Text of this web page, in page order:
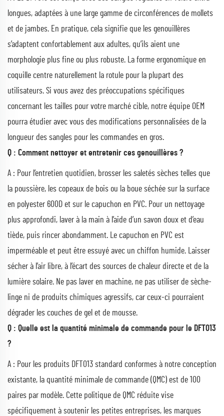
longues, adaptées à une large gamme de circonférences de mollets
et de jambes. En pratique, cela signifie que les genouillères
s’adaptent confortablement aux adultes, qu’ils aient une
morphologie plus fine ou plus robuste. La forme ergonomique en
coquille centre naturellement la rotule pour la plupart des
utilisateurs. Si vous avez des préoccupations spécifiques
concernant les tailles pour votre marché cible, notre équipe OEM
pourra étudier avec vous des modifications personnalisées de la
longueur des sangles pour les commandes en gros.
Q : Comment nettoyer et entretenir ces genouillères ?
A : Pour l’entretien quotidien, brosser les saletés sèches telles que
la poussière, les copeaux de bois ou la boue séchée sur la surface
en polyester 600D et sur le capuchon en PVC. Pour un nettoyage
plus approfondi, laver à la main à l’aide d’un savon doux et d’eau
tiède, puis rincer abondamment. Le capuchon en PVC est
imperméable et peut être essuyé avec un chiffon humide. Laisser
sécher à l’air libre, à l’écart des sources de chaleur directe et de la
lumière solaire. Ne pas laver en machine, ne pas utiliser de sèche-
linge ni de produits chimiques agressifs, car ceux-ci pourraient
dégrader les couches de gel et de mousse.
Q : Quelle est la quantité minimale de commande pour le DFT013
?
A : Pour les produits DFT013 standard conformes à notre conception
existante, la quantité minimale de commande (QMC) est de 100
paires par modèle. Cette politique de QMC réduite vise
spécifiquement à soutenir les petites entreprises, les marques